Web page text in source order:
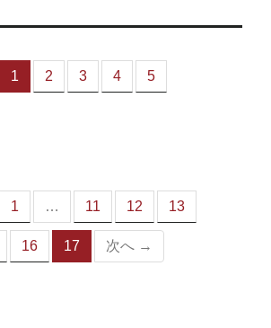
1
（こ
2 3 4 5
1 … 11 12 13
16 17
（こ
次へ →